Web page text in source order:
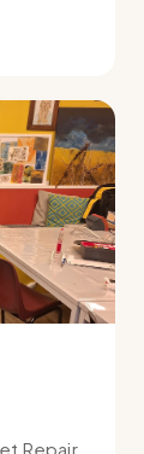
Repair